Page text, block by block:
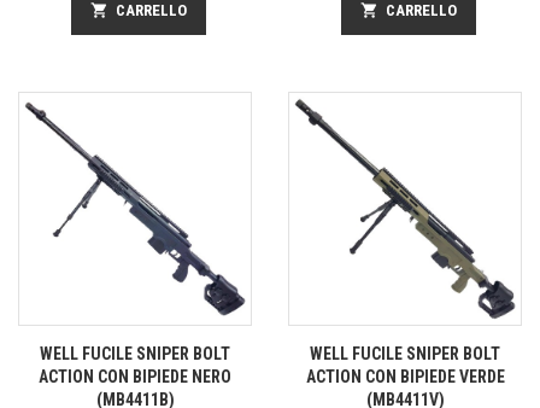
shopping_cart CARRELLO shopping_cart CARRELLO
WELL FUCILE SNIPER BOLT
ACTION CON BIPIEDE NERO
(MB4411B)
WELL FUCILE SNIPER BOLT
ACTION CON BIPIEDE VERDE
(MB4411V)